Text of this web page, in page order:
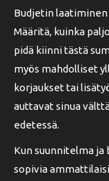
Budjetin
Määritä, kuinka
pidä kiinni tästä
myös mahdolliset
korjaukset tai
auttavat sinua
edetessä.
Kun suunnitelma
sopivia